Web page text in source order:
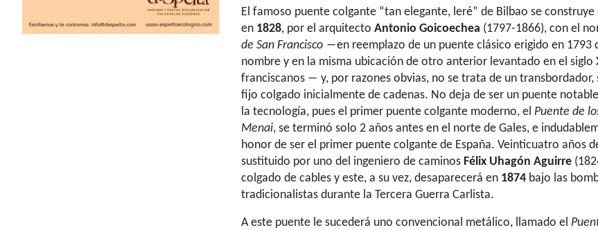
El famoso puente colgante “tan elegante, leré” de Bilbao se
en 1828, por el arquitecto Antonio Goicoechea (1797-1866), con el
de San Francisco ―en reemplazo de un puente clásico erigido en 1793
nombre y en la misma ubicación de otro anterior levantado en el siglo
franciscanos ― y, por razones obvias, no se trata de un
fijo colgado inicialmente de cadenas. No deja de ser un puente
la tecnología, pues el primer puente colgante moderno, el Puente de
Menai, se terminó solo 2 años antes en el norte de Gales, e
honor de ser el primer puente colgante de España. Veinticuatro años
sustituido por uno del ingeniero de caminos Félix Uhagón Aguirre
colgado de cables y este, a su vez, desaparecerá en 1874 bajo las
tradicionalistas durante la Tercera Guerra Carlista.
A este puente le sucederá uno convencional metálico, llamado el